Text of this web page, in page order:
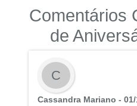
Comentários
de
C
Cassandra Mariano - 01/